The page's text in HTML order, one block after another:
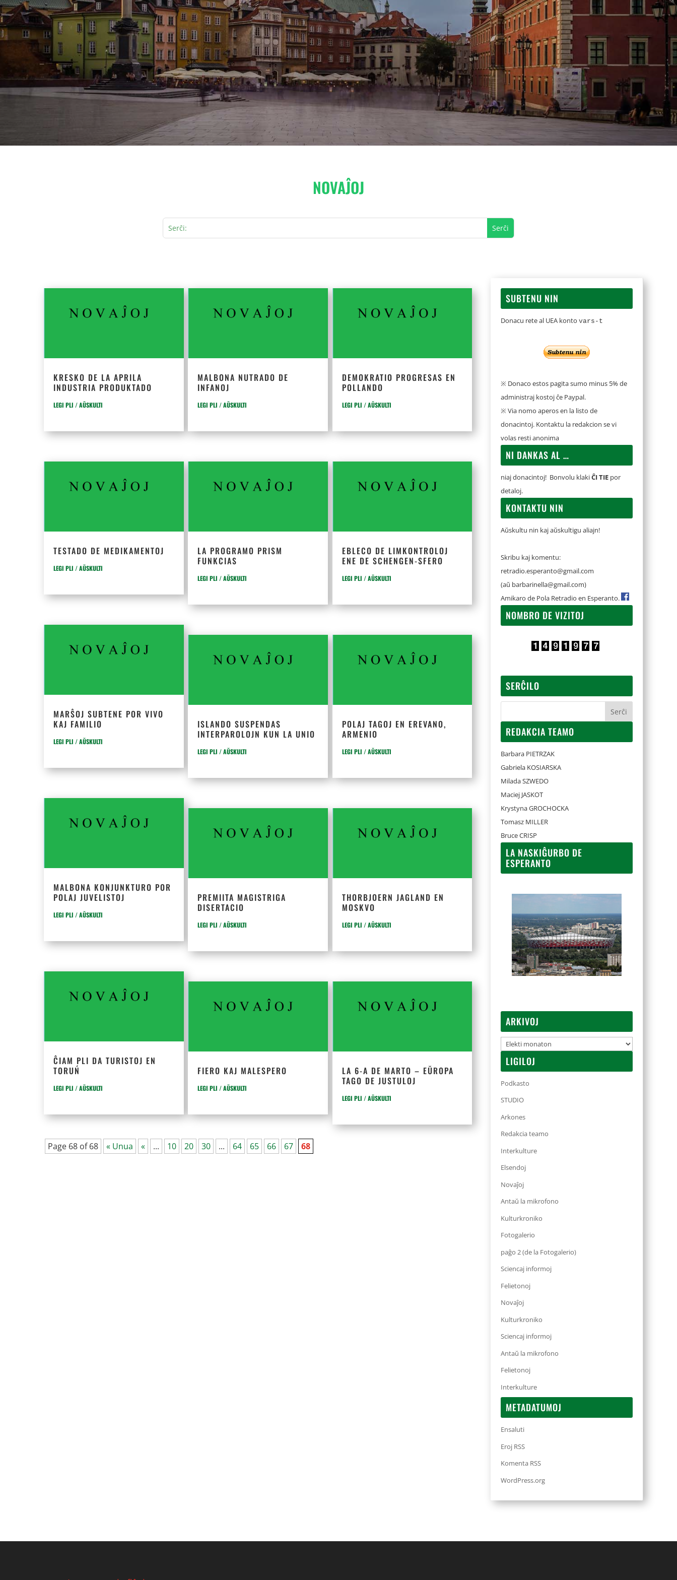
NOVAĴOJ
KRESKO DE LA APRILA
INDUSTRIA PRODUKTADO
LEGI PLI / AŬSKULTI
TESTADO DE MEDIKAMENTOJ
LEGI PLI / AŬSKULTI
MARŜOJ SUBTENE POR VIVO
KAJ FAMILIO
LEGI PLI / AŬSKULTI
MALBONA KONJUNKTURO POR
POLAJ JUVELISTOJ
LEGI PLI / AŬSKULTI
ĈIAM PLI DA TURISTOJ EN
TORUŃ
LEGI PLI / AŬSKULTI
MALBONA NUTRADO DE
INFANOJ
LEGI PLI / AŬSKULTI
LA PROGRAMO PRISM
FUNKCIAS
LEGI PLI / AŬSKULTI
ISLANDO SUSPENDAS
INTERPAROLOJN KUN LA UNIO
LEGI PLI / AŬSKULTI
PREMIITA MAGISTRIGA
DISERTACIO
LEGI PLI / AŬSKULTI
FIERO KAJ MALESPERO
LEGI PLI / AŬSKULTI
DEMOKRATIO PROGRESAS EN
POLLANDO
LEGI PLI / AŬSKULTI
EBLECO DE LIMKONTROLOJ
ENE DE SCHENGEN-SFERO
LEGI PLI / AŬSKULTI
POLAJ TAGOJ EN EREVANO,
ARMENIO
LEGI PLI / AŬSKULTI
THORBJOERN JAGLAND EN
MOSKVO
LEGI PLI / AŬSKULTI
LA 6-A DE MARTO – EŬROPA
TAGO DE JUSTULOJ
LEGI PLI / AŬSKULTI
Page 68 of 68 « Unua « ... 10 20 30 ... 64 65 66 67 68
SUBTENU NIN
Donacu rete al UEA kontovars-t
※ Donaco estos pagita sumo minus 5% de
administraj kostoj ĉe Paypal.
※ Via nomo aperos en la listo de
donacintoj. Kontaktu la redakcion se vi
volas resti anonima
NI DANKAS AL …
niaj donacintoj! Bonvolu klakiĈI TIE por
detaloj.
KONTAKTU NIN
Aŭskultu nin kaj aŭskultigu aliajn!
Skribu kaj komentu:
retradio.esperanto@gmail.com
(aŭ barbarinella@gmail.com)
Amikaro de Pola Retradio en Esperanto.
NOMBRO DE VIZITOJ
SERĈILO
REDAKCIA TEAMO
Barbara PIETRZAK
Gabriela KOSIARSKA
Milada SZWEDO
Maciej JASKOT
Krystyna GROCHOCKA
Tomasz MILLER
Bruce CRISP
LA NASKIĜURBO DE
ESPERANTO
ARKIVOJ
Arkivoj
LIGILOJ
Podkasto
STUDIO
Arkones
Redakcia teamo
Interkulture
Elsendoj
Novaĵoj
Antaŭ la mikrofono
Kulturkroniko
Fotogalerio
paĝo 2 (de la Fotogalerio)
Sciencaj informoj
Felietonoj
Novaĵoj
Kulturkroniko
Sciencaj informoj
Antaŭ la mikrofono
Felietonoj
Interkulture
METADATUMOJ
Ensaluti
Eroj RSS
Komenta RSS
WordPress.org